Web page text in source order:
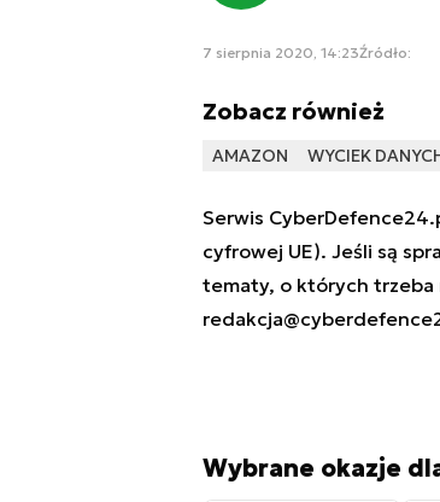
7 sierpnia 2020, 14:23Źródło:
Zobacz również
AMAZON WYCIEK
Serwis
cyfrowej UE). Jeśli są
tematy, o których trzeba
Wybrane okazje